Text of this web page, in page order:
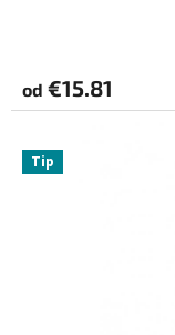
od €15.81
Tip